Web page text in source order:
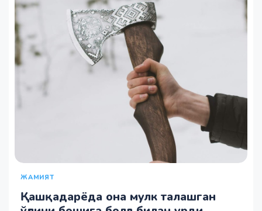
ЖАМИЯТ
Қашқадарёда она мулк талашган